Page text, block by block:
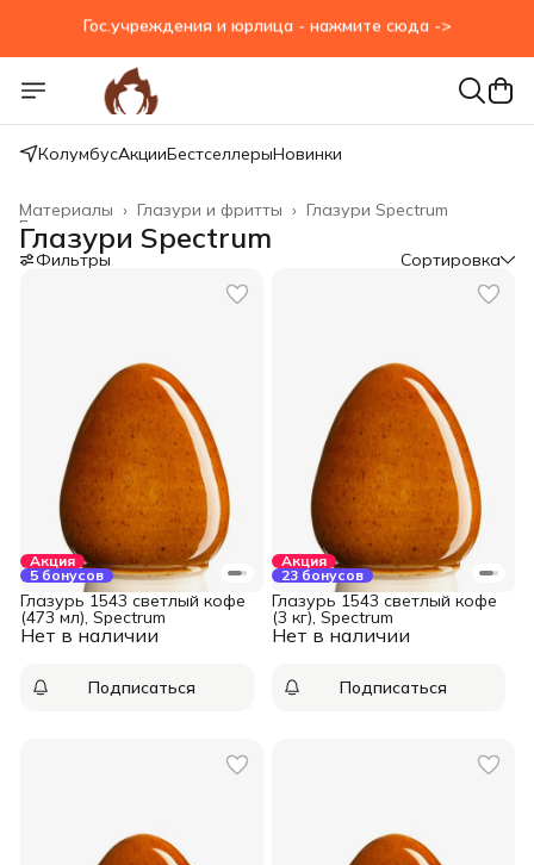
Гос.учреждения и юрлица - нажмите сюда ->
КолумбусАкцииБестселлерыНовинки
Глазури Spectrum
Глазури и фритты ›
Материалы ›
Главная
Глазури Spectrum
Фильтры Сортировка
Акция
5 бонусов
Нет в наличии
Глазурь 1543 светлый кофе
(473 мл), Spectrum
Подписаться
Акция
23 бонусов
Нет в наличии
Глазурь 1543 светлый кофе
(3 кг), Spectrum
Подписаться